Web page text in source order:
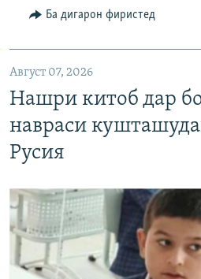
Ба дигарон фиристед
Август 07, 2026
Нашри китоб дар
навраси
Русия